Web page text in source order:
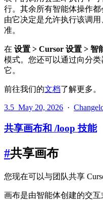
行。其余所有智能体操作
由它决定是允许执行该调
准。
在 设置 > Cursor 设置 > 智
模式。您还可以通过向分
它。
前往我们的文档了解更多。
3.5 May 20, 2026 ·
共享画布和 /loop 技能
#共享画布
您现在可以与团队共享
画布是由智能体创建的交